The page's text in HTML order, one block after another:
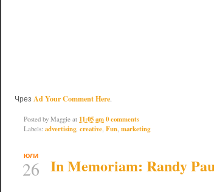
Чрез Ad Your Comment Here.
Posted by Maggie at 11:05 am0 comments
Labels: advertising, creative, Fun, marketing
ЮЛИ
26 In Memoriam: Randy